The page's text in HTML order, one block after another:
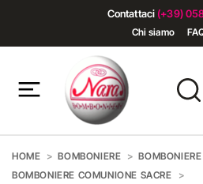
Contattaci (+39)
Chi siamo
HOME BOMBONIERE
BOMBONIERE COMUNIONE SACRE